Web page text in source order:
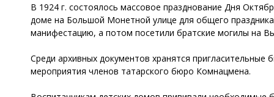
В 1924 г. состоялось массовое празднование Дня
доме на Большой Монетной улице для общего
манифестацию, а потом посетили братские могилы на
Среди архивных документов хранятся
мероприятия членов татарского бюро Комнацмена.